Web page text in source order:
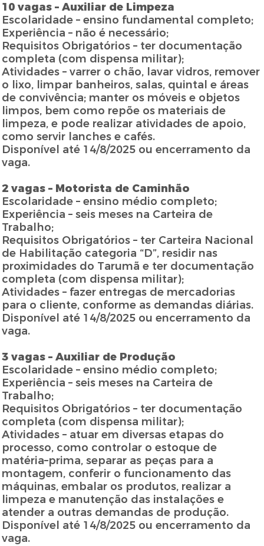
10 vagas – Auxiliar de Limpeza
Escolaridade – ensino fundamental completo;
Experiência – não é necessário;
Requisitos Obrigatórios – ter documentação
completa (com dispensa militar);
Atividades – varrer o chão, lavar vidros, remover
o lixo, limpar banheiros, salas, quintal e áreas
de convivência; manter os móveis e objetos
limpos, bem como repõe os materiais de
limpeza, e pode realizar atividades de apoio,
como servir lanches e cafés.
Disponível até 14/8/2025 ou encerramento da
vaga.
2 vagas – Motorista de Caminhão
Escolaridade – ensino médio completo;
Experiência – seis meses na Carteira de
Trabalho;
Requisitos Obrigatórios – ter Carteira Nacional
de Habilitação categoria “D”, residir nas
proximidades do Tarumã e ter documentação
completa (com dispensa militar);
Atividades – fazer entregas de mercadorias
para o cliente, conforme as demandas diárias.
Disponível até 14/8/2025 ou encerramento da
vaga.
3 vagas – Auxiliar de Produção
Escolaridade – ensino médio completo;
Experiência – seis meses na Carteira de
Trabalho;
Requisitos Obrigatórios – ter documentação
completa (com dispensa militar);
Atividades – atuar em diversas etapas do
processo, como controlar o estoque de
matéria–prima, separar as peças para a
montagem, conferir o funcionamento das
máquinas, embalar os produtos, realizar a
limpeza e manutenção das instalações e
atender a outras demandas de produção.
Disponível até 14/8/2025 ou encerramento da
vaga.